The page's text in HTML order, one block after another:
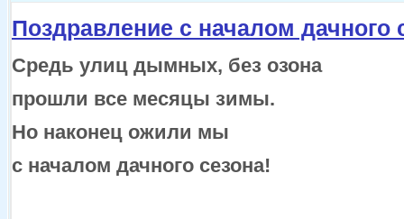
Поздравление с началом дачного
Средь улиц дымных, без озона
прошли все месяцы зимы.
Но наконец ожили мы
с началом дачного сезона!